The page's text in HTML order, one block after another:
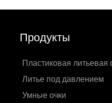
Продукты
Пластиковая
Литье под давлением
Умные очки